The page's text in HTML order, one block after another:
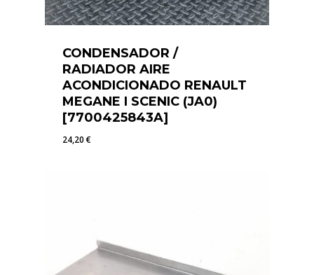
CONDENSADOR /
RADIADOR AIRE
ACONDICIONADO RENAULT
MEGANE I SCENIC (JA0)
[7700425843A]
24,20€